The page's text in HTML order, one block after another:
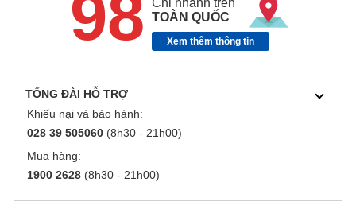
98
Chi nhánh trên
TOÀN QUỐC
Xem thêm thông tin
TỔNG ĐÀI HỖ TRỢ
Khiếu nại và bảo hành:
028 39 505060 (8h30 - 21h00)
Mua hàng:
1900 2628 (8h30 - 21h00)